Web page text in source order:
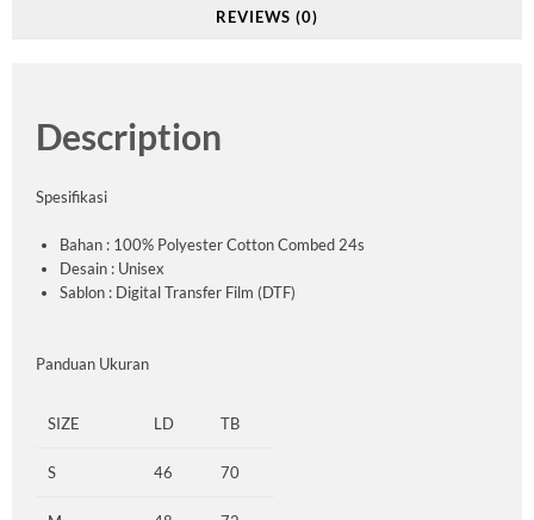
REVIEWS (0)
Description
Spesifikasi
Bahan : 100% Polyester Cotton Combed 24s
Desain : Unisex
Sablon : Digital Transfer Film (DTF)
Panduan Ukuran
SIZE LD TB
S 46 70